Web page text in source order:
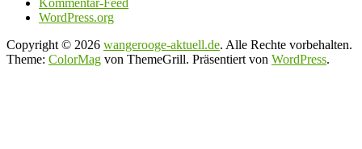
Kommentar-Feed
WordPress.org
Copyright © 2026 wangerooge-aktuell.de. Alle Rechte vorbehalten.
Theme: ColorMag von ThemeGrill. Präsentiert von WordPress.